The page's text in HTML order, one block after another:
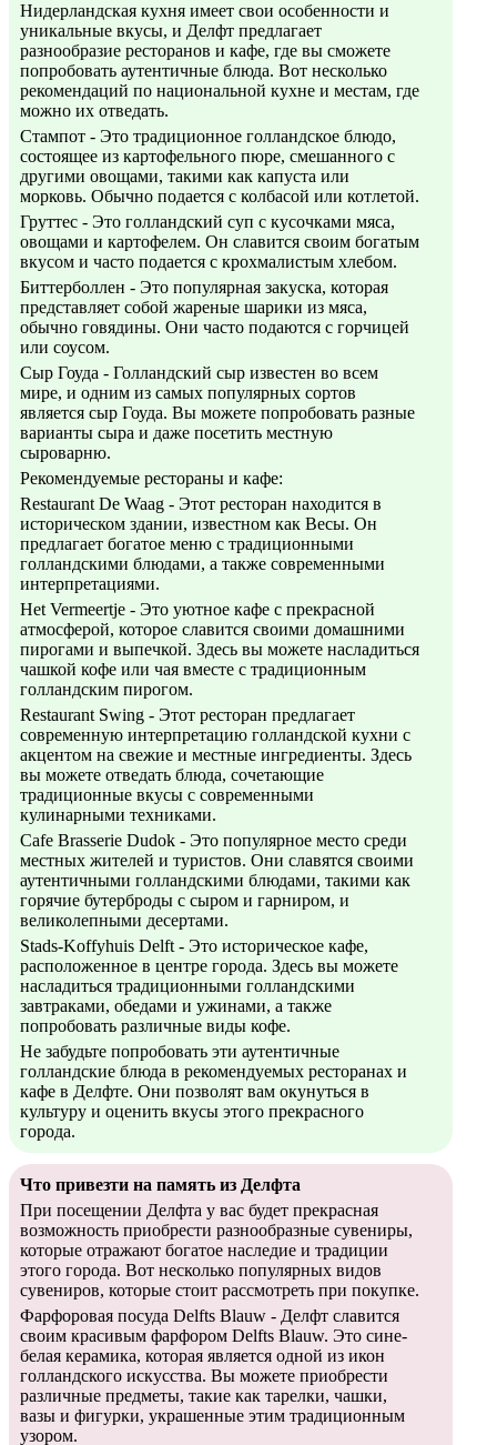
Нидерландская кухня имеет свои особенности и
уникальные вкусы, и Делфт предлагает
разнообразие ресторанов и кафе, где вы сможете
попробовать аутентичные блюда. Вот несколько
рекомендаций по национальной кухне и местам, где
можно их отведать.
Стампот - Это традиционное голландское блюдо,
состоящее из картофельного пюре, смешанного с
другими овощами, такими как капуста или
морковь. Обычно подается с колбасой или котлетой.
Груттес - Это голландский суп с кусочками мяса,
овощами и картофелем. Он славится своим богатым
вкусом и часто подается с крохмалистым хлебом.
Биттерболлен - Это популярная закуска, которая
представляет собой жареные шарики из мяса,
обычно говядины. Они часто подаются с горчицей
или соусом.
Сыр Гоуда - Голландский сыр известен во всем
мире, и одним из самых популярных сортов
является сыр Гоуда. Вы можете попробовать разные
варианты сыра и даже посетить местную
сыроварню.
Рекомендуемые рестораны и кафе:
Restaurant De Waag - Этот ресторан находится в
историческом здании, известном как Весы. Он
предлагает богатое меню с традиционными
голландскими блюдами, а также современными
интерпретациями.
Het Vermeertje - Это уютное кафе с прекрасной
атмосферой, которое славится своими домашними
пирогами и выпечкой. Здесь вы можете насладиться
чашкой кофе или чая вместе с традиционным
голландским пирогом.
Restaurant Swing - Этот ресторан предлагает
современную интерпретацию голландской кухни с
акцентом на свежие и местные ингредиенты. Здесь
вы можете отведать блюда, сочетающие
традиционные вкусы с современными
кулинарными техниками.
Cafe Brasserie Dudok - Это популярное место среди
местных жителей и туристов. Они славятся своими
аутентичными голландскими блюдами, такими как
горячие бутерброды с сыром и гарниром, и
великолепными десертами.
Stads-Koffyhuis Delft - Это историческое кафе,
расположенное в центре города. Здесь вы можете
насладиться традиционными голландскими
завтраками, обедами и ужинами, а также
попробовать различные виды кофе.
Не забудьте попробовать эти аутентичные
голландские блюда в рекомендуемых ресторанах и
кафе в Делфте. Они позволят вам окунуться в
культуру и оценить вкусы этого прекрасного
города.
Что привезти на память из Делфта
При посещении Делфта у вас будет прекрасная
возможность приобрести разнообразные сувениры,
которые отражают богатое наследие и традиции
этого города. Вот несколько популярных видов
сувениров, которые стоит рассмотреть при покупке.
Фарфоровая посуда Delfts Blauw - Делфт славится
своим красивым фарфором Delfts Blauw. Это сине-
белая керамика, которая является одной из икон
голландского искусства. Вы можете приобрести
различные предметы, такие как тарелки, чашки,
вазы и фигурки, украшенные этим традиционным
узором.